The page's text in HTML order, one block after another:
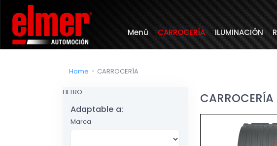
Menú CARROCERÍA ILUMINACIÓN
Home CARROCERÍA
FILTRO
Adaptable a:
Marca
CARROCERÍA